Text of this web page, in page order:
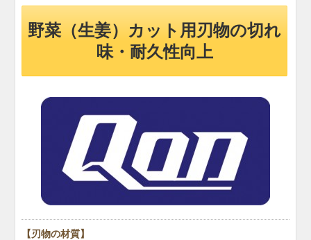
野菜（生姜）カット用刃物の切れ
味・耐久性向上
【刃物の材質】